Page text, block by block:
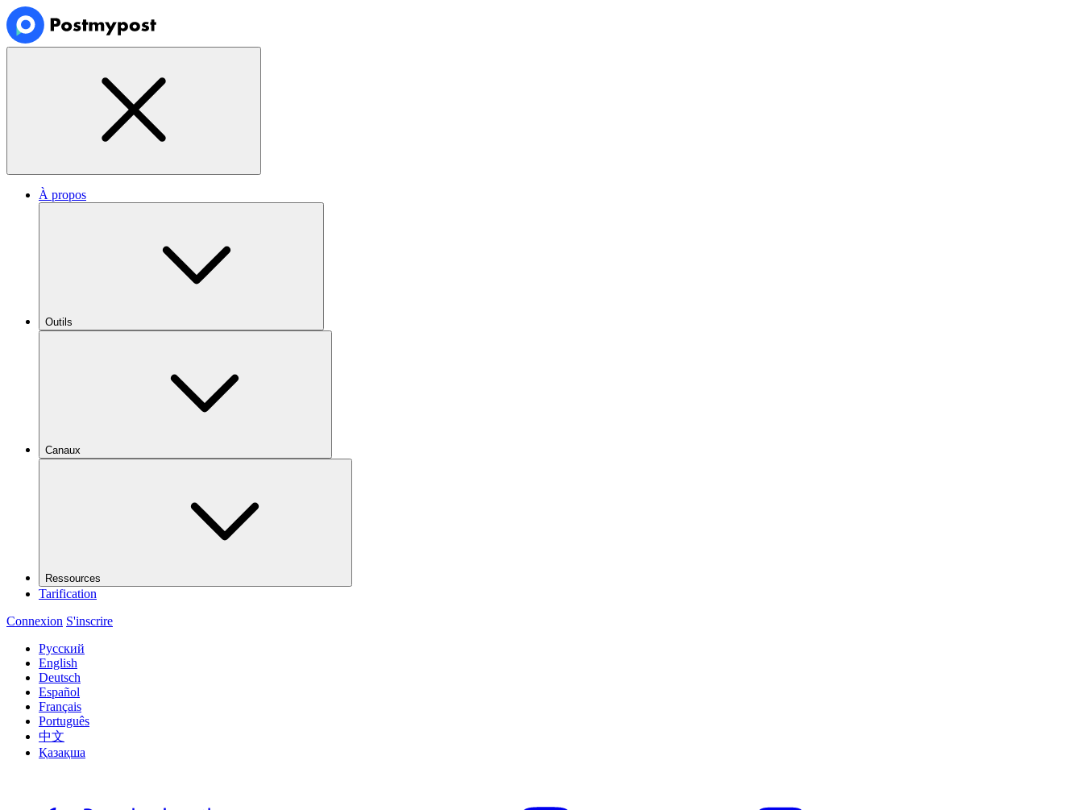
À propos
Outils
Canaux
Ressources
Tarification
Connexion S'inscrire
Русский
English
Deutsch
Español
Français
Português
中文
Қазақша